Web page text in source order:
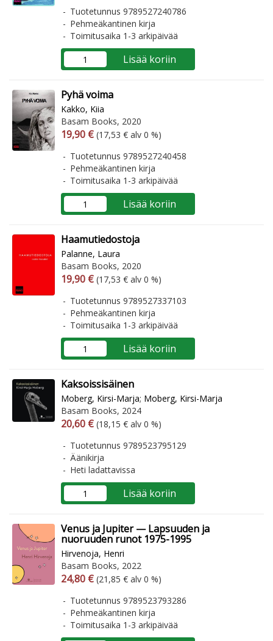
Tuotetunnus 9789527240786
Pehmeäkantinen kirja
Toimitusaika 1-3 arkipäivää
Lisää koriin
Pyhä voima
Kakko, Kiia
Basam Books, 2020
Arvonlisäverollinen hinta
19,90 € Arvonlisäveroton hinta
(17,53 € alv 0 %)
Tuotetunnus 9789527240458
Pehmeäkantinen kirja
Toimitusaika 1-3 arkipäivää
Lisää koriin
Haamutiedostoja
Palanne, Laura
Basam Books, 2020
Arvonlisäverollinen hinta
19,90 € Arvonlisäveroton hinta
(17,53 € alv 0 %)
Tuotetunnus 9789527337103
Pehmeäkantinen kirja
Toimitusaika 1-3 arkipäivää
Lisää koriin
Kaksoissisäinen
Moberg, Kirsi-Marja; Moberg, Kirsi-Marja
Basam Books, 2024
Arvonlisäverollinen hinta
20,60 € Arvonlisäveroton hinta
(18,15 € alv 0 %)
Tuotetunnus 9789523795129
Äänikirja
Heti ladattavissa
Lisää koriin
Venus ja Jupiter — Lapsuuden ja
nuoruuden runot 1975-1995
Hirvenoja, Henri
Basam Books, 2022
Arvonlisäverollinen hinta
24,80 € Arvonlisäveroton hinta
(21,85 € alv 0 %)
Tuotetunnus 9789523793286
Pehmeäkantinen kirja
Toimitusaika 1-3 arkipäivää